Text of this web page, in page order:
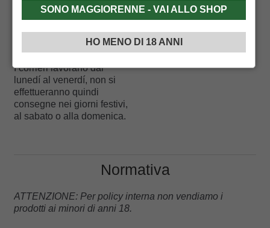
Basta lunghe attese! La
consegna del prodotto
avverrà con consegna
I corrieri lavorano dal
lunedí al venerdí, non si
effettueranno quindi
consegne nei giorni festivi,
al sabato o alla domenica.
Normativa
ATTENZIONE: Per policy interna non vendiamo i
prodotti ai minori di anni 18.
SONO MAGGIORENNE - VAI ALLO SHOP
HO MENO DI 18 ANNI